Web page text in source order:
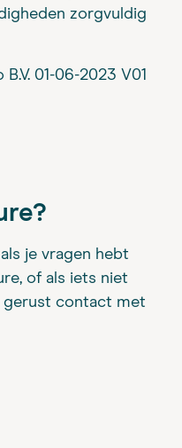
zorgvuldig
01-06-2023 V01
je vragen hebt
of als iets niet
gerust contact met